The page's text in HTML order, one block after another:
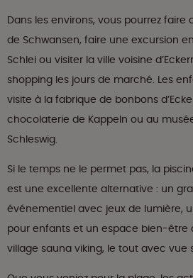
Dans les environs, vous pourrez faire
de Schwansen, faire une excursion
Schlei ou visiter la ville voisine
shopping les jours de marché. Les
visite à la fabrique de bonbons
chocolaterie de Kappeln ou au
Schleswig.
Si le temps ne le permet pas, la
est une excellente alternative : un
événementiel avec jeux de lumière,
pour enfants et un espace bien-être
village sauna viking, le tout avec vue